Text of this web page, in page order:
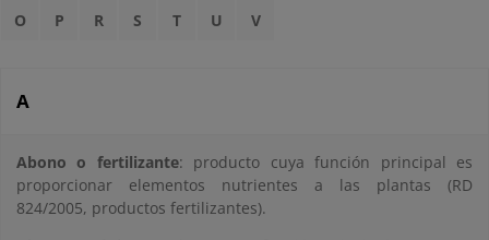
O P R S T U V
A
Abono o fertilizante: producto cuya función principal es
proporcionar elementos nutrientes a las plantas (RD
824/2005, productos fertilizantes).